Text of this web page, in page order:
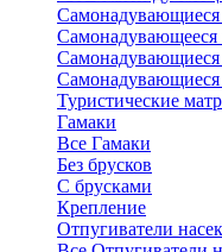
Самонадувающиеся
Самонадувающиеся
Туристические
Гамаки
Все Гамаки
Без брусков
С брусками
Крепление
Отпугиватели